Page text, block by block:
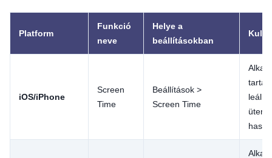
Platform
Funkció
neve
Helye a
beállításokban
iOS/iPhone
Screen
Time
Beállítások >
Screen Time